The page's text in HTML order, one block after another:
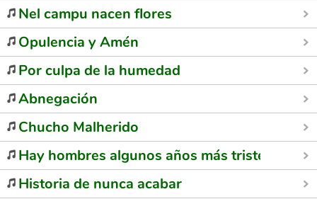
Nel campu nacen flores
Opulencia y Amén
Por culpa de la humedad
Abnegación
Chucho Malherido
Hay hombres algunos años más tristes que
Historia de nunca acabar